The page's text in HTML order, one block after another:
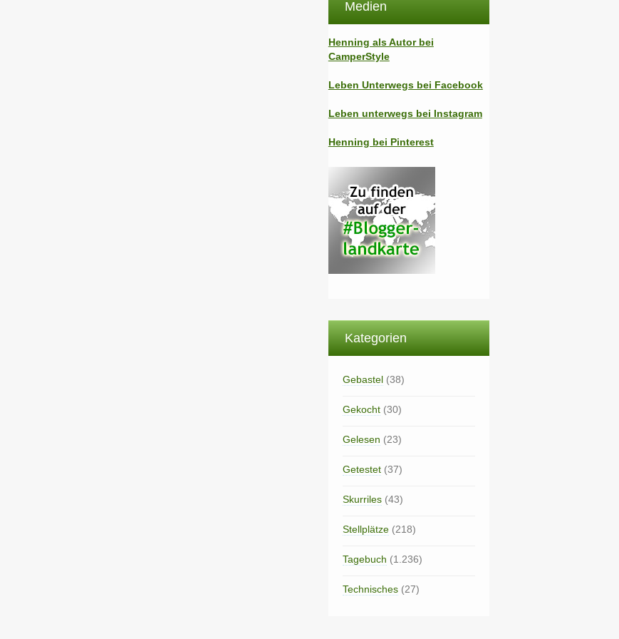
Medien
Henning als Autor bei
CamperStyle
Leben Unterwegs bei Facebook
Leben unterwegs bei Instagram
Henning bei Pinterest
Kategorien
Gebastel(38)
Gekocht(30)
Gelesen (23)
Getestet(37)
Skurriles(43)
Stellplätze(218)
Tagebuch (1.236)
Technisches(27)